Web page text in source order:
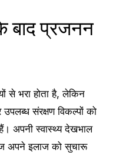
बाद प्रजनन
से भरा होता है, लेकिन
संरक्षण विकल्पों को
अपनी स्वास्थ्य देखभाल
अपने इलाज को सुचारू